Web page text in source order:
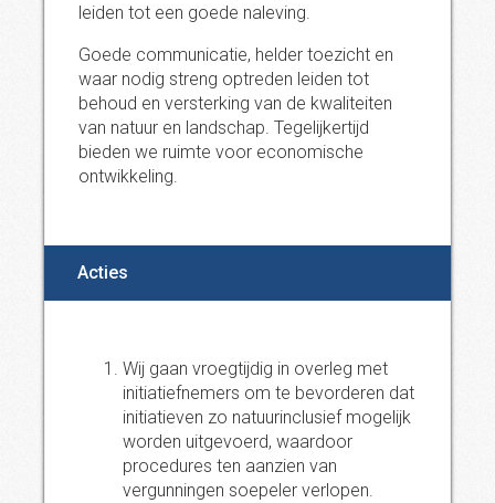
leiden tot een goede naleving.
Goede communicatie, helder toezicht en
waar nodig streng optreden leiden tot
behoud en versterking van de kwaliteiten
van natuur en landschap. Tegelijkertijd
bieden we ruimte voor economische
ontwikkeling.
Acties
Wij gaan vroegtijdig in overleg met
initiatiefnemers om te bevorderen dat
initiatieven zo natuurinclusief mogelijk
worden uitgevoerd, waardoor
procedures ten aanzien van
vergunningen soepeler verlopen.